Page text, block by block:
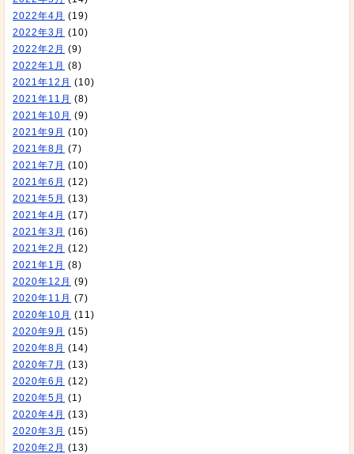
2022年4月 (19)
2022年3月 (10)
2022年2月 (9)
2022年1月 (8)
2021年12月 (10)
2021年11月 (8)
2021年10月 (9)
2021年9月 (10)
2021年8月 (7)
2021年7月 (10)
2021年6月 (12)
2021年5月 (13)
2021年4月 (17)
2021年3月 (16)
2021年2月 (12)
2021年1月 (8)
2020年12月 (9)
2020年11月 (7)
2020年10月 (11)
2020年9月 (15)
2020年8月 (14)
2020年7月 (13)
2020年6月 (12)
2020年5月 (1)
2020年4月 (13)
2020年3月 (15)
2020年2月 (13)